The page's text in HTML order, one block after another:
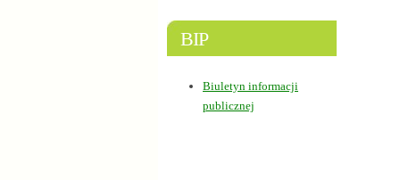
BIP
Biuletyn informacji
publicznej